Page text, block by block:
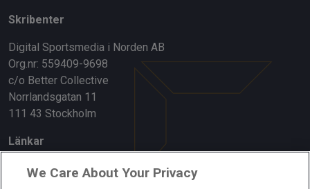
Skribenter
Digital Sportsmedia i Norden AB
Org.nr: 559409-9698
c/o Better Collective
Norrlandsgatan 11
111 43 Stockholm
Länkar
Om oss
We Care About Your Privacy